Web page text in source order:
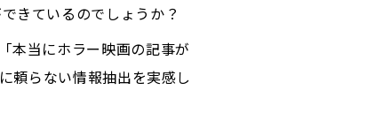
きているのでしょうか？
本当にホラー映画の記事が
頼らない情報抽出を実感し